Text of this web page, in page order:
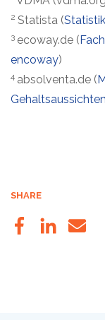
SHARE
2 Statista (
3 ecoway.de (
encoway)
4 absolventa.de (